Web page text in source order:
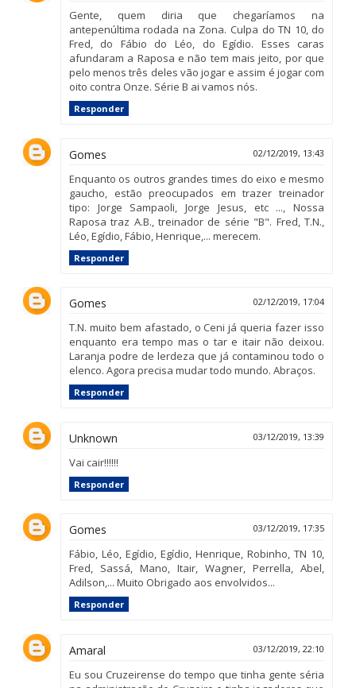
Gente, quem diria que chegaríamos na
antepenúltima rodada na Zona. Culpa do TN 10, do
Fred, do Fábio do Léo, do Egídio. Esses caras
afundaram a Raposa e não tem mais jeito, por que
pelo menos três deles vão jogar e assim é jogar com
oito contra Onze. Série B ai vamos nós.
Responder
Gomes 02/12/2019, 13:43
Enquanto os outros grandes times do eixo e mesmo
gaucho, estão preocupados em trazer treinador
tipo: Jorge Sampaoli, Jorge Jesus, etc ..., Nossa
Raposa traz A.B., treinador de série "B". Fred, T.N.,
Léo, Egídio, Fábio, Henrique,... merecem.
Responder
Gomes 02/12/2019, 17:04
T.N. muito bem afastado, o Ceni já queria fazer isso
enquanto era tempo mas o tar e itair não deixou.
Laranja podre de lerdeza que já contaminou todo o
elenco. Agora precisa mudar todo mundo. Abraços.
Responder
Unknown 03/12/2019, 13:39
Vai cair!!!!!!
Responder
Gomes 03/12/2019, 17:35
Fábio, Léo, Egídio, Egídio, Henrique, Robinho, TN 10,
Fred, Sassá, Mano, Itair, Wagner, Perrella, Abel,
Adilson,... Muito Obrigado aos envolvidos...
Responder
Amaral 03/12/2019, 22:10
Eu sou Cruzeirense do tempo que tinha gente séria